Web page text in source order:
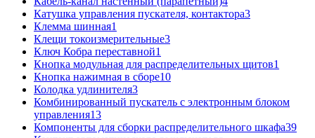
Катушка управления пускателя, контактора3
Клемма шинная1
Клещи токоизмерительные3
Ключ Кобра переставной1
Кнопка модульная для распределительных щитов1
Кнопка нажимная в сборе10
Колодка удлинителя3
Комбинированный пускатель с электронным блоком
управления13
Компоненты для сборки распределительного шкафа39